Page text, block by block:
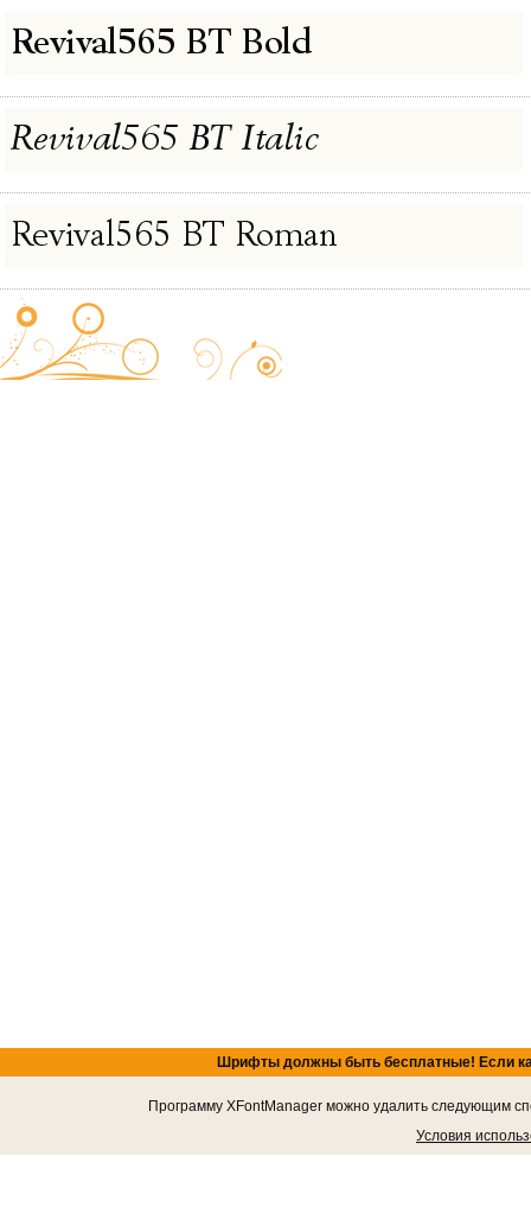
Шрифты должны быть бесплатные! Если
Программу XFontManager можно удалить следующим
Условия